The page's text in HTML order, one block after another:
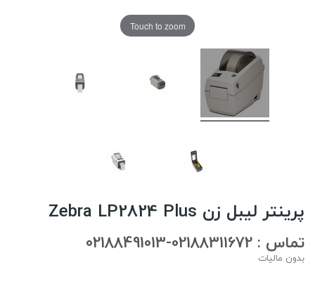
Touch to zoom
پرینتر لیبل زن Zebra LP2824 Plus
تماس : 02188311672-02188491013
بدون مالیات